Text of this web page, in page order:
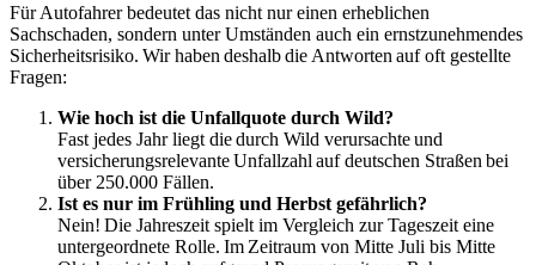
Für Autofahrer bedeutet das nicht nur einen erheblichen
Sachschaden, sondern unter Umständen auch ein ernstzunehmendes
Sicherheitsrisiko. Wir haben deshalb die Antworten auf oft gestellte
Fragen:
Wie hoch ist die Unfallquote durch Wild?
Fast jedes Jahr liegt die durch Wild verursachte und
versicherungsrelevante Unfallzahl auf deutschen Straßen bei
über 250.000 Fällen.
Ist es nur im Frühling und Herbst gefährlich?
Nein! Die Jahreszeit spielt im Vergleich zur Tageszeit eine
untergeordnete Rolle. Im Zeitraum von Mitte Juli bis Mitte